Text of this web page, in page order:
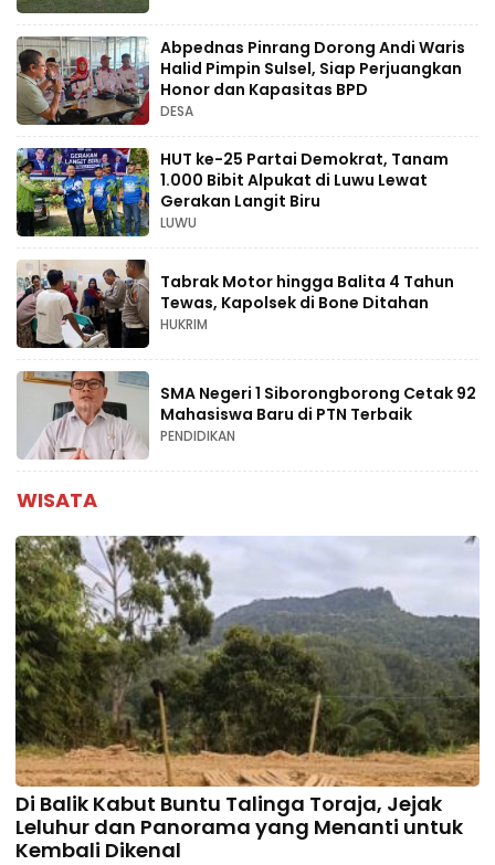
Abpednas Pinrang Dorong Andi Waris
Halid Pimpin Sulsel, Siap Perjuangkan
Honor dan Kapasitas BPD
DESA
HUT ke-25 Partai Demokrat, Tanam
1.000 Bibit Alpukat di Luwu Lewat
Gerakan Langit Biru
LUWU
Tabrak Motor hingga Balita 4 Tahun
Tewas, Kapolsek di Bone Ditahan
HUKRIM
SMA Negeri 1 Siborongborong Cetak 92
Mahasiswa Baru di PTN Terbaik
PENDIDIKAN
WISATA
Di Balik Kabut Buntu Talinga Toraja, Jejak
Leluhur dan Panorama yang Menanti untuk
Kembali Dikenal